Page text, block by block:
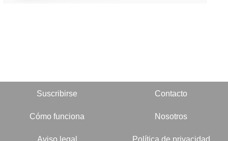
Suscribirse Contacto
Cómo funciona Nosotros
Aviso legal Política de privacidad